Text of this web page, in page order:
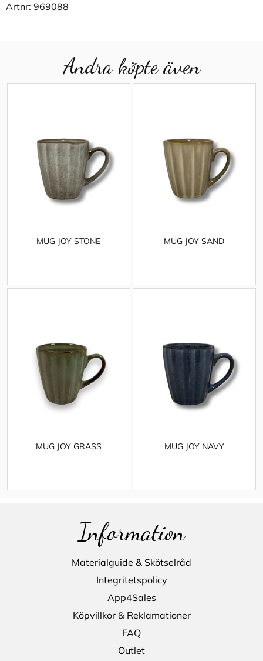
Artnr: 969088
Andra köpte även
MUG JOY STONE MUG JOY SAND
MUG JOY GRASS MUG JOY NAVY
Information
Materialguide & Skötselråd
Integritetspolicy
App4Sales
Köpvillkor & Reklamationer
FAQ
Outlet